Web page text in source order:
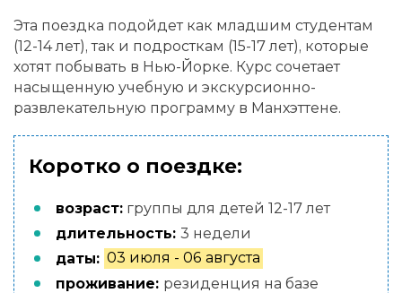
Эта поездка подойдет как младшим студентам
(12-14 лет), так и подросткам (15-17 лет), которые
хотят побывать в Нью-Йорке. Курс сочетает
насыщенную учебную и экскурсионно-
развлекательную программу в Манхэттене.
Коротко о поездке:
возраст: группы для детей 12-17 лет
длительность: 3 недели
даты: 03 июля - 06 августа
проживание: резиденция на базе